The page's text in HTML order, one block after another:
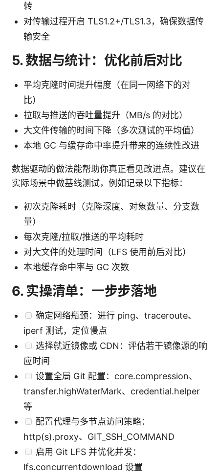
转
对传输过程开启 TLS1.2+/TLS1.3，确保数据传
输安全
5. 数据与统计：优化前后对比
平均克隆时间提升幅度（在同一网络下的对
比）
拉取与推送的吞吐量提升（MB/s 的对比）
大文件传输的时间下降（多次测试的平均值）
本地 GC 与缓存命中率提升带来的连续性改进
数据驱动的做法能帮助你真正看见改进点。建议在
实际场景中做基线测试，例如记录以下指标：
初次克隆耗时（克隆深度、对象数量、分支数
量）
每次克隆/拉取/推送的平均耗时
对大文件的处理时间（LFS 使用前后对比）
本地缓存命中率与 GC 次数
6. 实操清单：一步步落地
确定网络瓶颈：进行 ping、traceroute、
iperf 测试，定位慢点
选择就近镜像或 CDN：评估若干镜像源的响
应时间
设置全局 Git 配置：core.compression、
transfer.highWaterMark、credential.helper
等
配置代理与多节点访问策略：
http(s).proxy、GIT_SSH_COMMAND
启用 Git LFS 并优化并发：
lfs.concurrentdownload 设置